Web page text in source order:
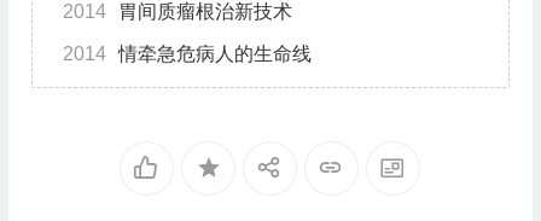
2014 胃间质瘤根治新技术
2014 情牵急危病人的生命线